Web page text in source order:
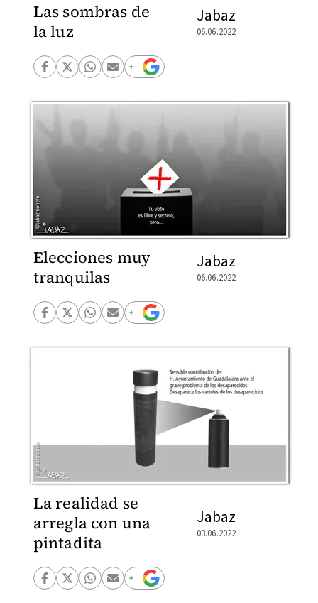
Las sombras de
la luz
Jabaz
06.06.2022
Elecciones muy
tranquilas
Jabaz
06.06.2022
La realidad se
arregla con una
pintadita
Jabaz
03.06.2022